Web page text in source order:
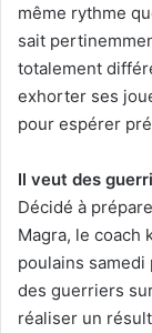
même rythme
sait
totalement
exhorter ses
pour espérer
Il veut des
Décidé à
Magra, le coach
poulains
des guerriers
réaliser un